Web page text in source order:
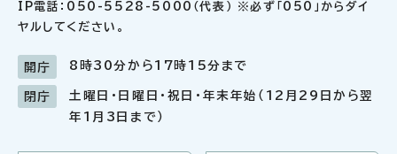
IP電話：050-5528-5000（代表） ※必ず「050」からダイ
ヤルしてください。
開庁 8時30分から17時15分まで
閉庁
土曜日・日曜日・祝日・年末年始（12月29日から翌
年1月3日まで）